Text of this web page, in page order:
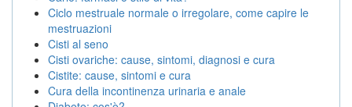
Ciclo mestruale normale o irregolare, come capire le
mestruazioni
Cisti al seno
Cisti ovariche: cause, sintomi, diagnosi e cura
Cistite: cause, sintomi e cura
Cura della incontinenza urinaria e anale